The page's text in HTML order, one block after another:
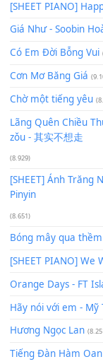
Để lại một
Bạn phảiđăng
Xem nhiều
Buông bỏ sự phụ
[SHEET PIANO]
Giá Như - Soobin
Cơn Mơ Băng Giá
Chờ một tiếng yêu
Lãng Quên
(8.929)